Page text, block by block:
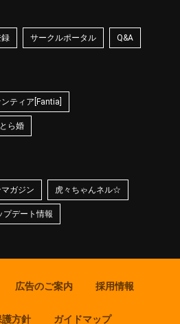
サークルポータル Q&A
ティア[Fantia]
とら婚
ガジン 虎々ちゃんネル☆
プデート情報
広告のご案内 採用情報
方針 ガイドマップ